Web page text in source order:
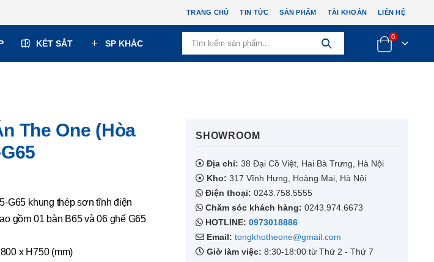
TRANG CHỦ TIN TỨC SẢN PHẨM TÀI KHOẢN LIÊN HỆ
KÉT SẮT SP KHÁC
0
The One (Hòa
G65 khung thép sơn tĩnh điện
gồm 01 bàn B65 và 06 ghế G65
x H750 (mm)
SHOWROOM​
Địa chỉ: 38 Đại Cồ Việt, Hai Bà Trưng, Hà Nội
Kho: 317 Vĩnh Hưng, Hoàng Mai, Hà Nội
Điện thoại: 0243.758.5555
Chăm sóc khách hàng: 0243.974.6673
HOTLINE: 0973018886
Email: tongkhotheone@gmail.com
Giờ làm việc: 8:30-18:00 từ Thứ 2 - Thứ 7